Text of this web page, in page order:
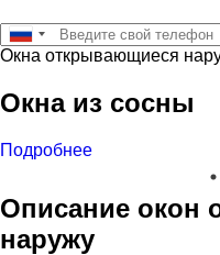
Окна открывающиеся
Окна из сосны
Подробнее
Описание окон
наружу